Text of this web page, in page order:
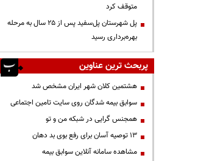
متوقف کرد
پل شهرستان پل‌سفید پس از ۲۵ سال به مرحله
بهره‌برداری رسید
پربحث ترین عناوین
هشتمین کلان شهر ایران مشخص شد
سوابق بیمه شدگان روی سایت تامین اجتماعی
همجنس گرایی در شبکه من و تو
13 توصیه آسان برای رفع بوی بد دهان
مشاهده سامانه آنلاين سوابق بیمه